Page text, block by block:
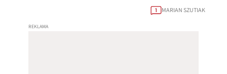
1 MARIAN SZUTIAK